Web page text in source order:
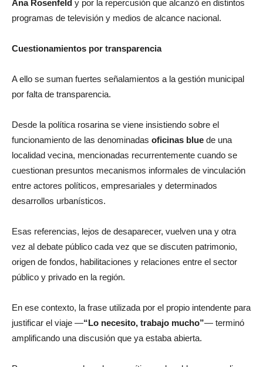
programas de televisión y medios de alcance nacional.
por falta de transparencia.
funcionamiento de las denominadasoficinas bluede una
localidad vecina, mencionadas recurrentemente cuando se
cuestionan presuntos mecanismos informales de vinculación
entre actores políticos, empresariales y determinados
desarrollos urbanísticos.
vez al debate público cada vez que se discuten patrimonio,
origen de fondos, habilitaciones y relaciones entre el sector
público y privado en la región.
justificar el viaje —“Lo necesito, trabajo mucho”— terminó
amplificando una discusión que ya estaba abierta.